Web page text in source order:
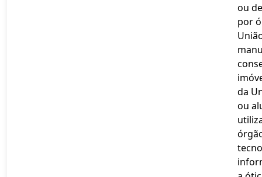
ou
por
da
ou